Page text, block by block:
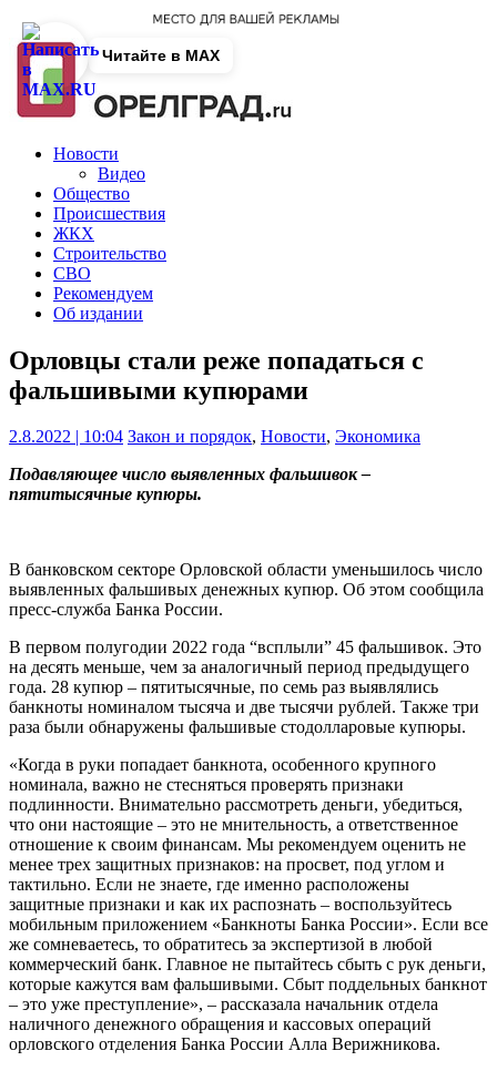
Новости
Видео
Общество
Происшествия
ЖКХ
Строительство
СВО
Рекомендуем
Об издании
Орловцы стали реже попадаться с
фальшивыми купюрами
2.8.2022 | 10:04 Закон и порядок, Новости, Экономика
Подавляющее число выявленных фальшивок –
пятитысячные купюры.
В банковском секторе Орловской области уменьшилось число
выявленных фальшивых денежных купюр. Об этом сообщила
пресс-служба Банка России.
В первом полугодии 2022 года “всплыли” 45 фальшивок. Это
на десять меньше, чем за аналогичный период предыдущего
года. 28 купюр – пятитысячные, по семь раз выявлялись
банкноты номиналом тысяча и две тысячи рублей. Также три
раза были обнаружены фальшивые стодолларовые купюры.
«Когда в руки попадает банкнота, особенного крупного
номинала, важно не стесняться проверять признаки
подлинности. Внимательно рассмотреть деньги, убедиться,
что они настоящие – это не мнительность, а ответственное
отношение к своим финансам. Мы рекомендуем оценить не
менее трех защитных признаков: на просвет, под углом и
тактильно. Если не знаете, где именно расположены
защитные признаки и как их распознать – воспользуйтесь
мобильным приложением «Банкноты Банка России». Если все
же сомневаетесь, то обратитесь за экспертизой в любой
коммерческий банк. Главное не пытайтесь сбыть с рук деньги,
которые кажутся вам фальшивыми. Сбыт поддельных банкнот
– это уже преступление», – рассказала начальник отдела
наличного денежного обращения и кассовых операций
орловского отделения Банка России Алла Верижникова.
Читайте в MAX